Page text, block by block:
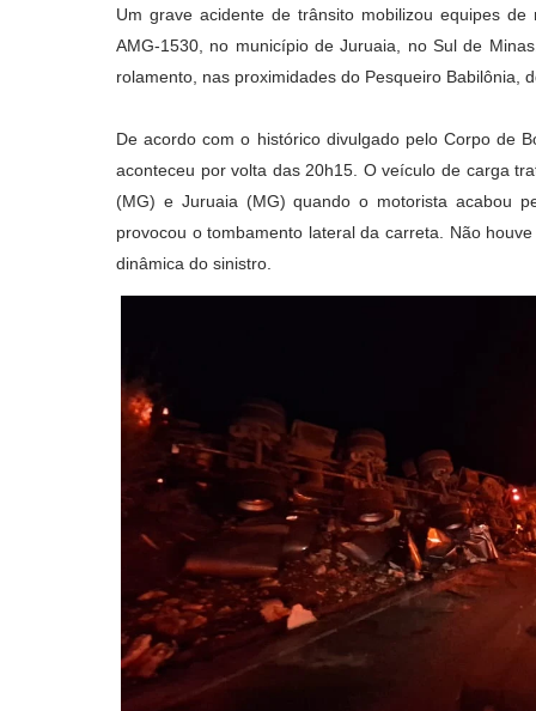
Um grave acidente de trânsito mobilizou equipes
AMG-1530, no município de Juruaia, no Sul de
rolamento, nas proximidades do Pesqueiro Babilônia,
De acordo com o histórico divulgado pelo Corpo de
aconteceu por volta das 20h15. O veículo de carga
(MG) e Juruaia (MG) quando o motorista acabou
provocou o tombamento lateral da carreta. Não
dinâmica do sinistro.